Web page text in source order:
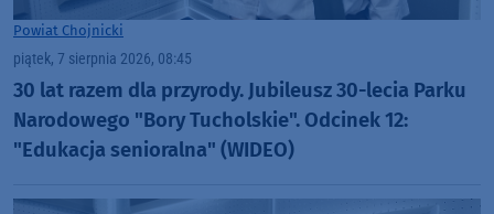
Powiat Chojnicki
piątek, 7 sierpnia 2026, 08:45
30 lat razem dla przyrody. Jubileusz 30-lecia Parku
Narodowego "Bory Tucholskie". Odcinek 12:
"Edukacja senioralna" (WIDEO)